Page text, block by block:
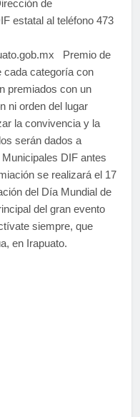
de
estatal al teléfono 473
Premio de
categoría con
premiados con un
ni orden del lugar
la convivencia y la
serán dados a
DIF antes
se realizará el 17
del Día Mundial de
del gran evento
siempre, que
en Irapuato.